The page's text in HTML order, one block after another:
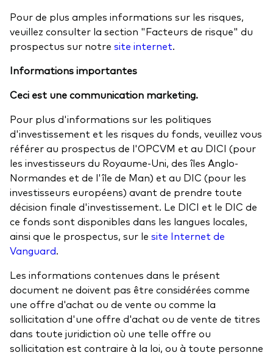
Pour de plus amples informations sur les risques,
veuillez consulter la section "Facteurs de risque" du
prospectus sur notre site internet.
Informations importantes
Ceci est une communication marketing.
Pour plus d'informations sur les politiques
d'investissement et les risques du fonds, veuillez vous
référer au prospectus de l'OPCVM et au DICI (pour
les investisseurs du Royaume-Uni, des îles Anglo-
Normandes et de l'île de Man) et au DIC (pour les
investisseurs européens) avant de prendre toute
décision finale d'investissement. Le DICI et le DIC de
ce fonds sont disponibles dans les langues locales,
ainsi que le prospectus, sur le site Internet de
Vanguard.
Les informations contenues dans le présent
document ne doivent pas être considérées comme
une offre d'achat ou de vente ou comme la
sollicitation d'une offre d'achat ou de vente de titres
dans toute juridiction où une telle offre ou
sollicitation est contraire à la loi, ou à toute personne